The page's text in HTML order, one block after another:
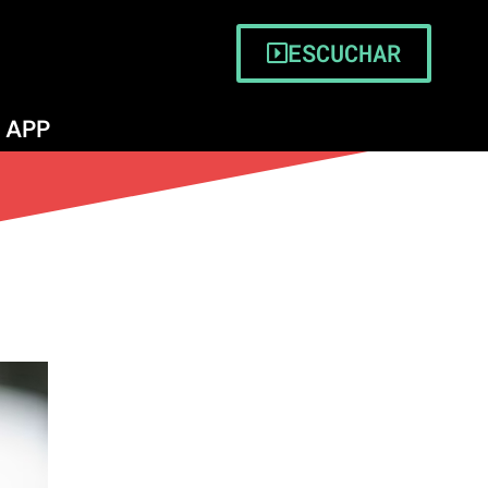
ESCUCHAR
APP